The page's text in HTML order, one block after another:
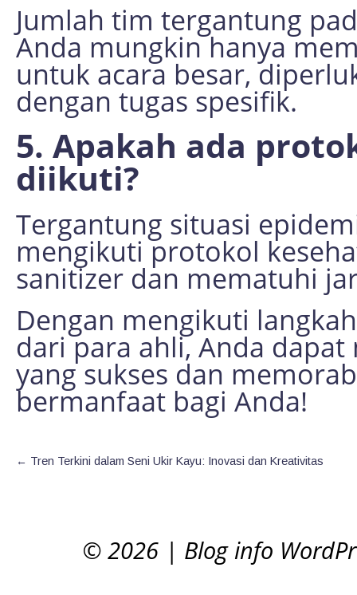
Jumlah tim tergantung
Anda mungkin hanya
untuk acara besar,
dengan tugas spesifik.
5. Apakah ada
diikuti?
Tergantung situasi
mengikuti protokol
sanitizer dan mematuhi
Dengan mengikuti
dari para ahli, Anda
yang sukses dan
bermanfaat bagi Anda!
← Tren Terkini dalam Seni Ukir Kayu: Inovasi dan Kreativitas
© 2026 | Blog info